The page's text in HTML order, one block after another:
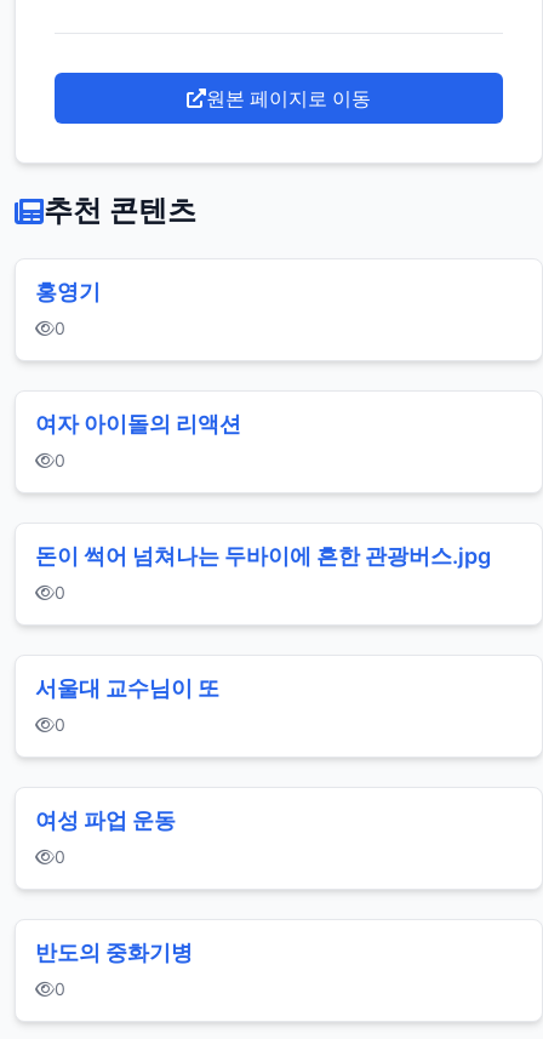
원본 페이지로 이동
추천 콘텐츠
홍영기
0
여자 아이돌의 리액션
0
돈이 썩어 넘쳐나는 두바이에 흔한 관광버스.jpg
0
서울대 교수님이 또
0
여성 파업 운동
0
반도의 중화기병
0